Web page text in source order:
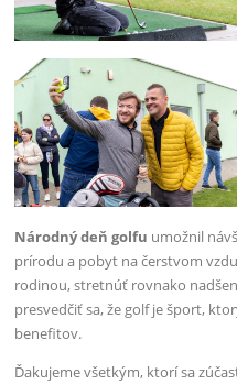
Národný deň golfu umožnil
prírodu a pobyt na čerstvom
rodinou, stretnúť rovnako
presvedčiť sa, že golf je šport,
benefitov.
Ďakujeme všetkým, ktorí sa